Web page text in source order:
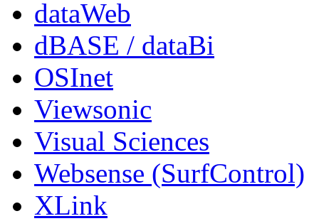
dataWeb
dBASE / dataBi
OSInet
Viewsonic
Visual Sciences
Websense (SurfControl)
XLink